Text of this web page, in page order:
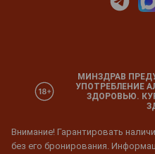
МИНЗДРАВ
УПОТРЕБЛЕНИЕ
ЗДОРОВЬЮ.
Внимание! Гарантировать
без его бронирования.